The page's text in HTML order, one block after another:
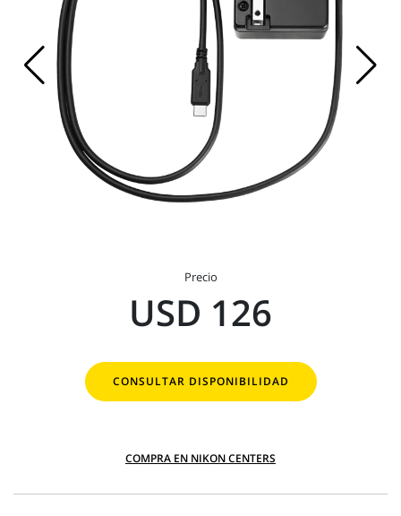
Precio
USD 126
CONSULTAR DISPONIBILIDAD
COMPRA EN NIKON CENTERS